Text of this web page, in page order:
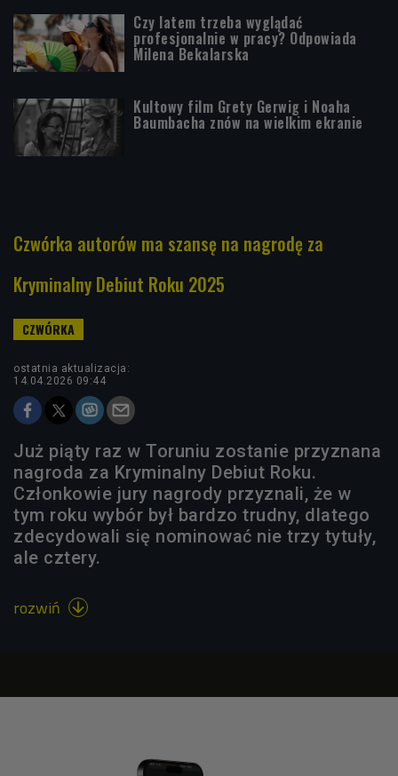
Czy latem trzeba wyglądać
profesjonalnie w pracy? Odpowiada
Milena Bekalarska
Kultowy film Grety Gerwig i Noaha
Baumbacha znów na wielkim ekranie
Czwórka autorów ma szansę na nagrodę za
Kryminalny Debiut Roku 2025
ostatnia aktualizacja:
14.04.2026 09:44
Już piąty raz w Toruniu zostanie przyznana
nagroda za Kryminalny Debiut Roku.
Członkowie jury nagrody przyznali, że w
tym roku wybór był bardzo trudny, dlatego
zdecydowali się nominować nie trzy tytuły,
ale cztery.
rozwiń 